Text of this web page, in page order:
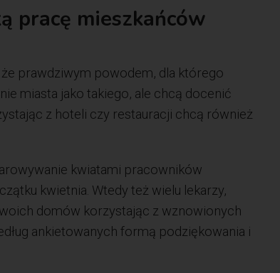
pracę mieszkańców
prawdziwym powodem, dla którego
miasta jako takiego, ale chcą docenić
z hoteli czy restauracji chcą również
kwiatami pracowników
kwietnia. Wtedy też wielu lekarzy,
domów korzystając z wznowionych
ankietowanych formą podziękowania i